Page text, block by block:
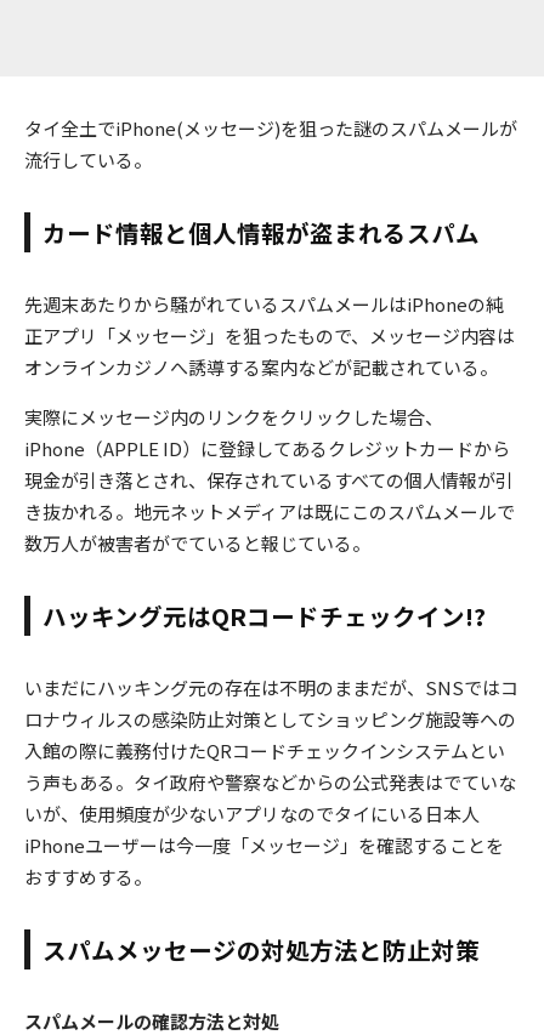
タイ全土でiPhone(メッセージ)を狙った謎のスパムメールが
流行している。
カード情報と個人情報が盗まれるスパム
先週末あたりから騒がれているスパムメールはiPhoneの純
正アプリ「メッセージ」を狙ったもので、メッセージ内容は
オンラインカジノへ誘導する案内などが記載されている。
実際にメッセージ内のリンクをクリックした場合、
iPhone（APPLE ID）に登録してあるクレジットカードから
現金が引き落とされ、保存されているすべての個人情報が引
き抜かれる。地元ネットメディアは既にこのスパムメールで
数万人が被害者がでていると報じている。
ハッキング元はQRコードチェックイン!?
いまだにハッキング元の存在は不明のままだが、SNSではコ
ロナウィルスの感染防止対策としてショッピング施設等への
入館の際に義務付けたQRコードチェックインシステムとい
う声もある。タイ政府や警察などからの公式発表はでていな
いが、使用頻度が少ないアプリなのでタイにいる日本人
iPhoneユーザーは今一度「メッセージ」を確認することを
おすすめする。
スパムメッセージの対処方法と防止対策
スパムメールの確認方法と対処